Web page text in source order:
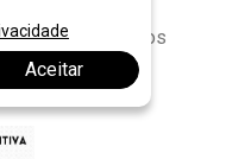
Digital. Todos os
Aceitar